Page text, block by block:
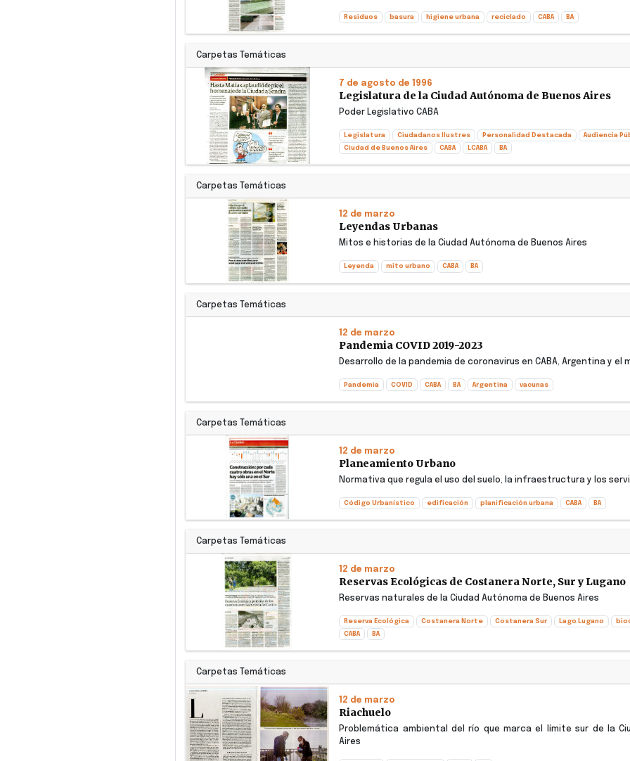
Residuos basura higiene urbana reciclado CABA BA
Carpetas Temáticas
7 de agosto de 1996
Legislatura de la Ciudad Autónoma de Buenos Aires
Poder Legislativo CABA
Legislatura Ciudadanos Ilustres Personalidad Destacada Audiencia
Ciudad de Buenos Aires CABA LCABA BA
Carpetas Temáticas
12 de marzo
Leyendas Urbanas
Mitos e historias de la Ciudad Autónoma de Buenos Aires
Leyenda mito urbano CABA BA
Carpetas Temáticas
12 de marzo
Pandemia COVID 2019-2023
Desarrollo de la pandemia de coronavirus en CABA, Argentina y el
Pandemia COVID CABA BA Argentina vacunas
Carpetas Temáticas
12 de marzo
Planeamiento Urbano
Normativa que regula el uso del suelo, la infraestructura y los
Código Urbanístico edificación planificación urbana CABA BA
Carpetas Temáticas
12 de marzo
Reservas Ecológicas de Costanera Norte, Sur y Lugano
Reservas naturales de la Ciudad Autónoma de Buenos Aires
Reserva Ecológica Costanera Norte Costanera Sur Lago Lugano
CABA BA
Carpetas Temáticas
12 de marzo
Riachuelo
Problemática ambiental del río que marca el límite sur de la
Aires